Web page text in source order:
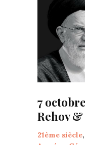
7
Rehov
21ème siècle,